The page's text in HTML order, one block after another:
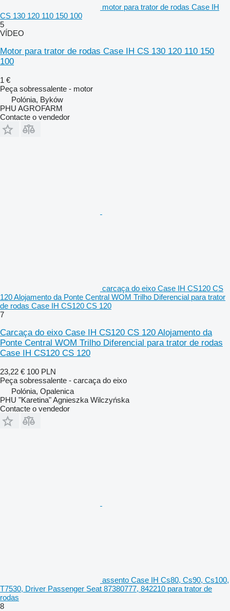
motor para trator de rodas Case IH
CS 130 120 110 150 100
5
VÍDEO
Motor para trator de rodas Case IH CS 130 120 110 150
100
1 €
Peça sobressalente - motor
Polónia, Byków
PHU AGROFARM
Contacte o vendedor
carcaça do eixo Case IH CS120 CS
120 Alojamento da Ponte Central WOM Trilho Diferencial para trator
de rodas Case IH CS120 CS 120
7
Carcaça do eixo Case IH CS120 CS 120 Alojamento da
Ponte Central WOM Trilho Diferencial para trator de rodas
Case IH CS120 CS 120
23,22 € 100 PLN
Peça sobressalente - carcaça do eixo
Polónia, Opalenica
PHU "Karetina" Agnieszka Wilczyńska
Contacte o vendedor
assento Case IH Cs80, Cs90, Cs100,
T7530, Driver Passenger Seat 87380777, 842210 para trator de
rodas
8